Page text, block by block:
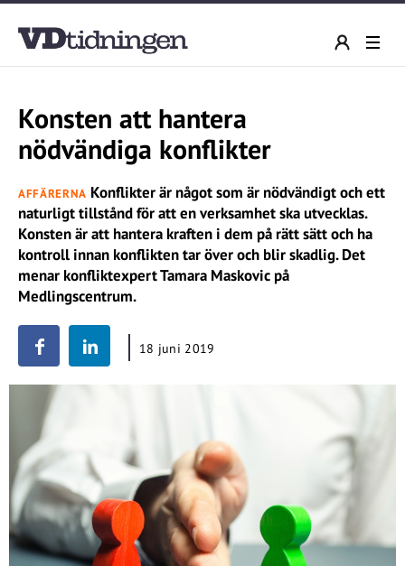
Konsten att hantera
nödvändiga konflikter
AFFÄRERNA Konflikter är något som är nödvändigt och ett
naturligt tillstånd för att en verksamhet ska utvecklas.
Konsten är att hantera kraften i dem på rätt sätt och ha
kontroll innan konflikten tar över och blir skadlig. Det
menar konfliktexpert Tamara Maskovic på
Medlingscentrum.
18 juni 2019